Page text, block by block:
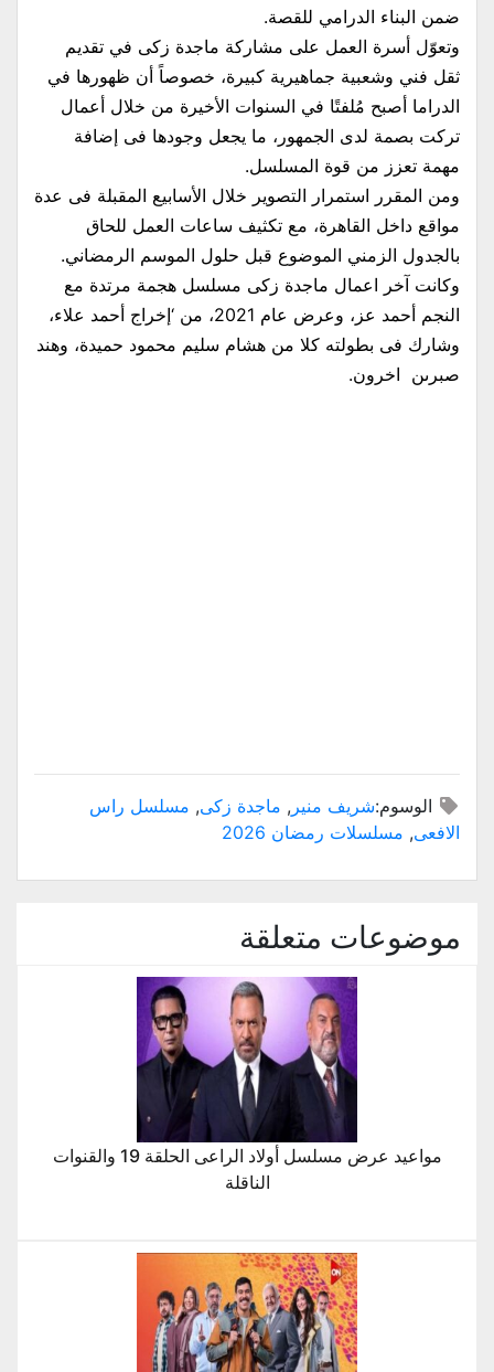
ضمن البناء الدرامي للقصة.
وتعوّل أسرة العمل على مشاركة ماجدة زكى في تقديم
ثقل فني وشعبية جماهيرية كبيرة، خصوصاً أن ظهورها في
الدراما أصبح مُلفتًا في السنوات الأخيرة من خلال أعمال
تركت بصمة لدى الجمهور، ما يجعل وجودها فى إضافة
مهمة تعزز من قوة المسلسل.
ومن المقرر استمرار التصوير خلال الأسابيع المقبلة فى عدة
مواقع داخل القاهرة، مع تكثيف ساعات العمل للحاق
بالجدول الزمني الموضوع قبل حلول الموسم الرمضاني.
وكانت آخر اعمال ماجدة زكى مسلسل هجمة مرتدة مع
النجم أحمد عز، وعرض عام 2021، من ‘إخراج أحمد علاء،
وشارك فى بطولته كلا من هشام سليم محمود حميدة، وهند
صبرىن اخرون.
الوسوم:شريف منير , ماجدة زكى, مسلسل راس
الافعى, مسلسلات رمضان 2026
موضوعات متعلقة
مواعيد عرض مسلسل أولاد الراعى الحلقة 19 والقنوات
الناقلة